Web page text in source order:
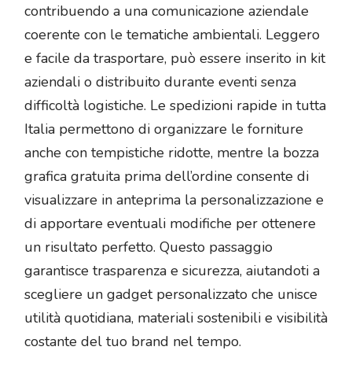
contribuendo a una comunicazione aziendale
coerente con le tematiche ambientali. Leggero
e facile da trasportare, può essere inserito in kit
aziendali o distribuito durante eventi senza
difficoltà logistiche. Le spedizioni rapide in tutta
Italia permettono di organizzare le forniture
anche con tempistiche ridotte, mentre la bozza
grafica gratuita prima dell’ordine consente di
visualizzare in anteprima la personalizzazione e
di apportare eventuali modifiche per ottenere
un risultato perfetto. Questo passaggio
garantisce trasparenza e sicurezza, aiutandoti a
scegliere un gadget personalizzato che unisce
utilità quotidiana, materiali sostenibili e visibilità
costante del tuo brand nel tempo.